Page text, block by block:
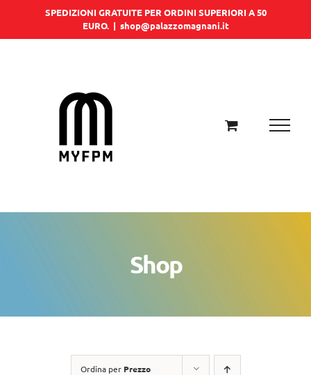
SPEDIZIONI GRATUITE PER ORDINI SUPERIORI A 50
EURO. | shop@palazzomagnani.it
Shop
Ordina per Prezzo